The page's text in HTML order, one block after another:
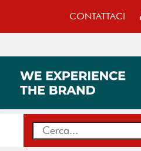
CONTATTACI